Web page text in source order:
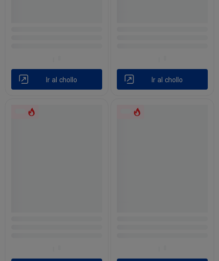
Ir al chollo Ir al chollo